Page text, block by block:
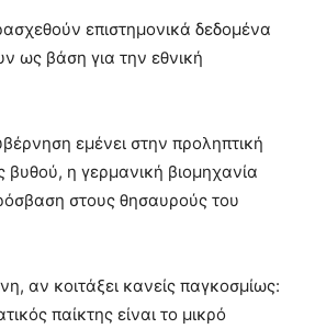
επιστημονικά δεδομένα
ως βάση για την εθνική
εμένει στην προληπτική
η γερμανική βιομηχανία
στους θησαυρούς του
αν κοιτάξει κανείς παγκοσμίως:
παίκτης είναι το μικρό